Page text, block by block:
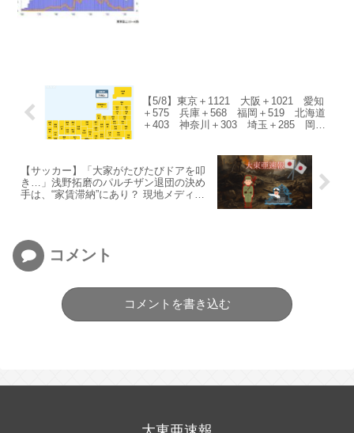
【5/8】東京＋1121 大阪＋1021 愛知
＋575 兵庫＋568 福岡＋519 北海道
＋403 神奈川＋303 埼玉＋285 岡山
【サッカー】「大家がたびたびドアを叩
き…」浅野拓磨のパルチザン退団の決め
手は、“家賃滞納”にあり？ 現地メディア
コメント
コメントを書き込む